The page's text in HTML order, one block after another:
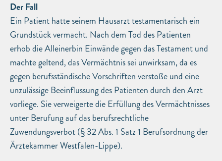
Der Fall
Ein Patient hatte seinem Hausarzt testamentarisch ein
Grundstück vermacht. Nach dem Tod des Patienten
erhob die Alleinerbin Einwände gegen das Testament und
machte geltend, das Vermächtnis sei unwirksam, da es
gegen berufsständische Vorschriften verstoße und eine
unzulässige Beeinflussung des Patienten durch den Arzt
vorliege. Sie verweigerte die Erfüllung des Vermächtnisses
unter Berufung auf das berufsrechtliche
Zuwendungsverbot (§ 32 Abs. 1 Satz 1 Berufsordnung der
Ärztekammer Westfalen-Lippe).